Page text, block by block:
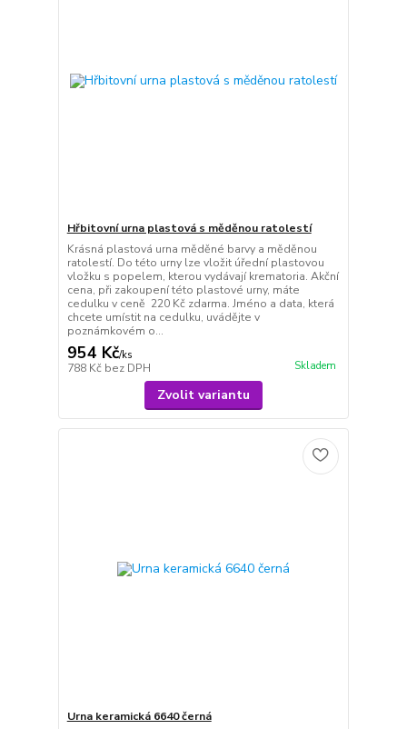
Hřbitovní urna plastová s měděnou ratolestí
Krásná plastová urna měděné barvy a měděnou
ratolestí. Do této urny lze vložit úřední plastovou
vložku s popelem, kterou vydávají krematoria. Akční
cena, při zakoupení této plastové urny, máte
cedulku v ceně 220 Kč zdarma. Jméno a data, která
chcete umístit na cedulku, uvádějte v
poznámkovém o...
954 Kč/ks
788 Kč bez DPH Skladem
Zvolit variantu
Urna keramická 6640 černá